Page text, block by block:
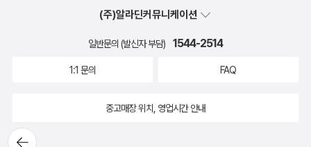
뒤로가
(주)알라딘커뮤니케이션
일반문의 (발신자 부담) 1544-2514
1:1 문의 FAQ
중고매장 위치, 영업시간 안내